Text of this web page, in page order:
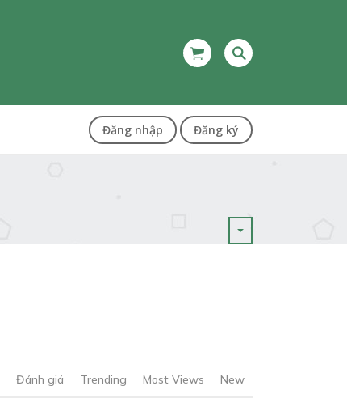
Đăng nhập Đăng ký
Đánh giá Trending Most Views New